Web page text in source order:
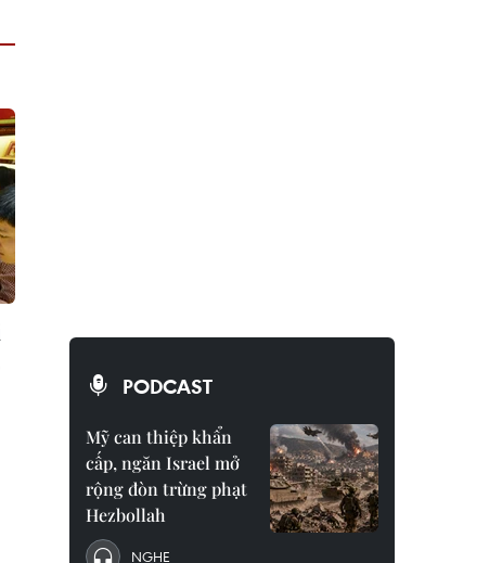
PODCAST
Mỹ can thiệp khẩn
cấp, ngăn Israel mở
rộng đòn trừng phạt
Hezbollah
NGHE